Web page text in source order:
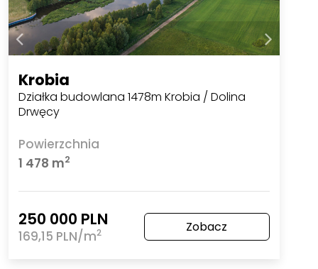
Krobia
Działka budowlana 1478m Krobia / Dolina
Drwęcy
Powierzchnia
1 478 m2
250 000 PLN
169,15 PLN/m2 Zobacz